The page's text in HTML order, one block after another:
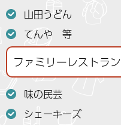
山田うどん
てんや 等
ファミリーレストラン
味の民芸
シェーキーズ